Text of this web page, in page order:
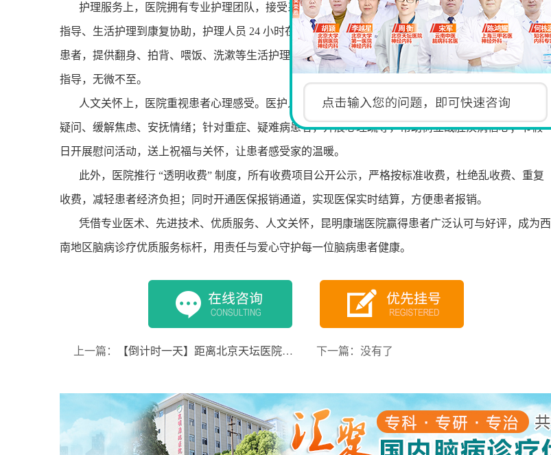
护理服务上，医院拥有专业护理团队，接受系统培训，具备丰富脑病护理经验。从病情监测、用药
指导、生活护理到康复协助，护理人员 24 小时在岗，提供全程、全方位护理服务。对卧床、行动不便
患者，提供翻身、拍背、喂饭、洗漱等生活护理；对术后患者，密切监测生命体征、伤口护理、康复
指导，无微不至。
人文关怀上，医院重视患者心理感受。医护人员态度亲切、耐心细致，主动与患者沟通交流，解答
疑问、缓解焦虑、安抚情绪；针对重症、疑难病患者，开展心理疏导，帮助树立战胜疾病信心；节假
日开展慰问活动，送上祝福与关怀，让患者感受家的温暖。
此外，医院推行 “透明收费” 制度，所有收费项目公开公示，严格按标准收费，杜绝乱收费、重复
收费，减轻患者经济负担；同时开通医保报销通道，实现医保实时结算，方便患者报销。
凭借专业医术、先进技术、优质服务、人文关怀，昆明康瑞医院赢得患者广泛认可与好评，成为西
南地区脑病诊疗优质服务标杆，用责任与爱心守护每一位脑病患者健康。
上一篇： 【倒计时一天】距离北京天坛医院神经内科刘君主任来院会诊开启仅剩一天，号源紧张，速速预约~ 下一篇：没有了